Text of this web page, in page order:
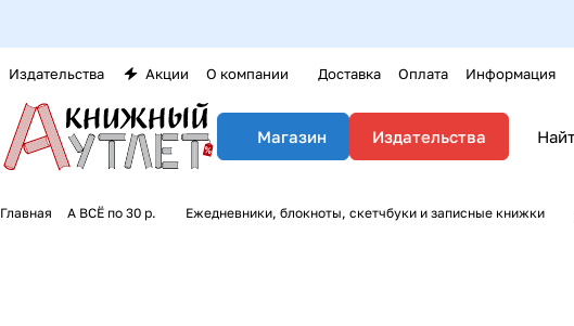
Издательства Акции О компании Доставка Оплата Информация
Магазин Издательства
Главная А ВСЁ по 30 р. Ежедневники, блокноты, скетчбуки и записные книжки